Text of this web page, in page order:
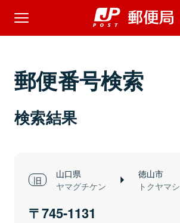
郵便番号検索
検索結果
山口県
ヤマグチケン
徳山市
トクヤマシ
745-1131